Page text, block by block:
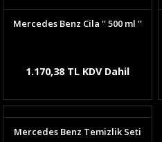
Mercedes Benz Cila '' 500 ml ''
1.170,38 TL KDV Dahil
Mercedes Benz Temizlik Seti